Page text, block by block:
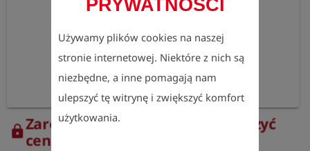
PRYWATNOŚCI
Używamy plików cookies na naszej
stronie internetowej. Niektóre z nich są
niezbędne, a inne pomagają nam
ulepszyć tę witrynę i zwiększyć komfort
użytkowania.
lockZarejestruj się teraz, aby zobaczyć
ceny.